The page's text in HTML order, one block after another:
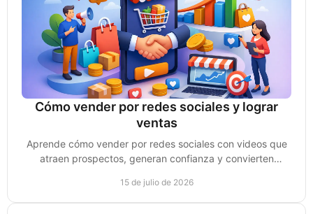
Cómo vender por redes sociales y lograr
ventas
Aprende cómo vender por redes sociales con videos que
atraen prospectos, generan confianza y convierten
15 de julio de 2026